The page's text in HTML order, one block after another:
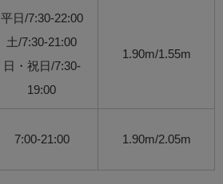
平日/7:30-22:00
土/7:30-21:00
日・祝日/7:30-
19:00
1.90m/1.55m
7:00-21:00 1.90m/2.05m